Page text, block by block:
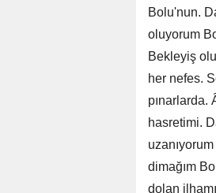
Bolu'nun.
oluyorum
Bekleyiş
her nefes.
pınarlarda.
hasretimi.
dimağım
dolan